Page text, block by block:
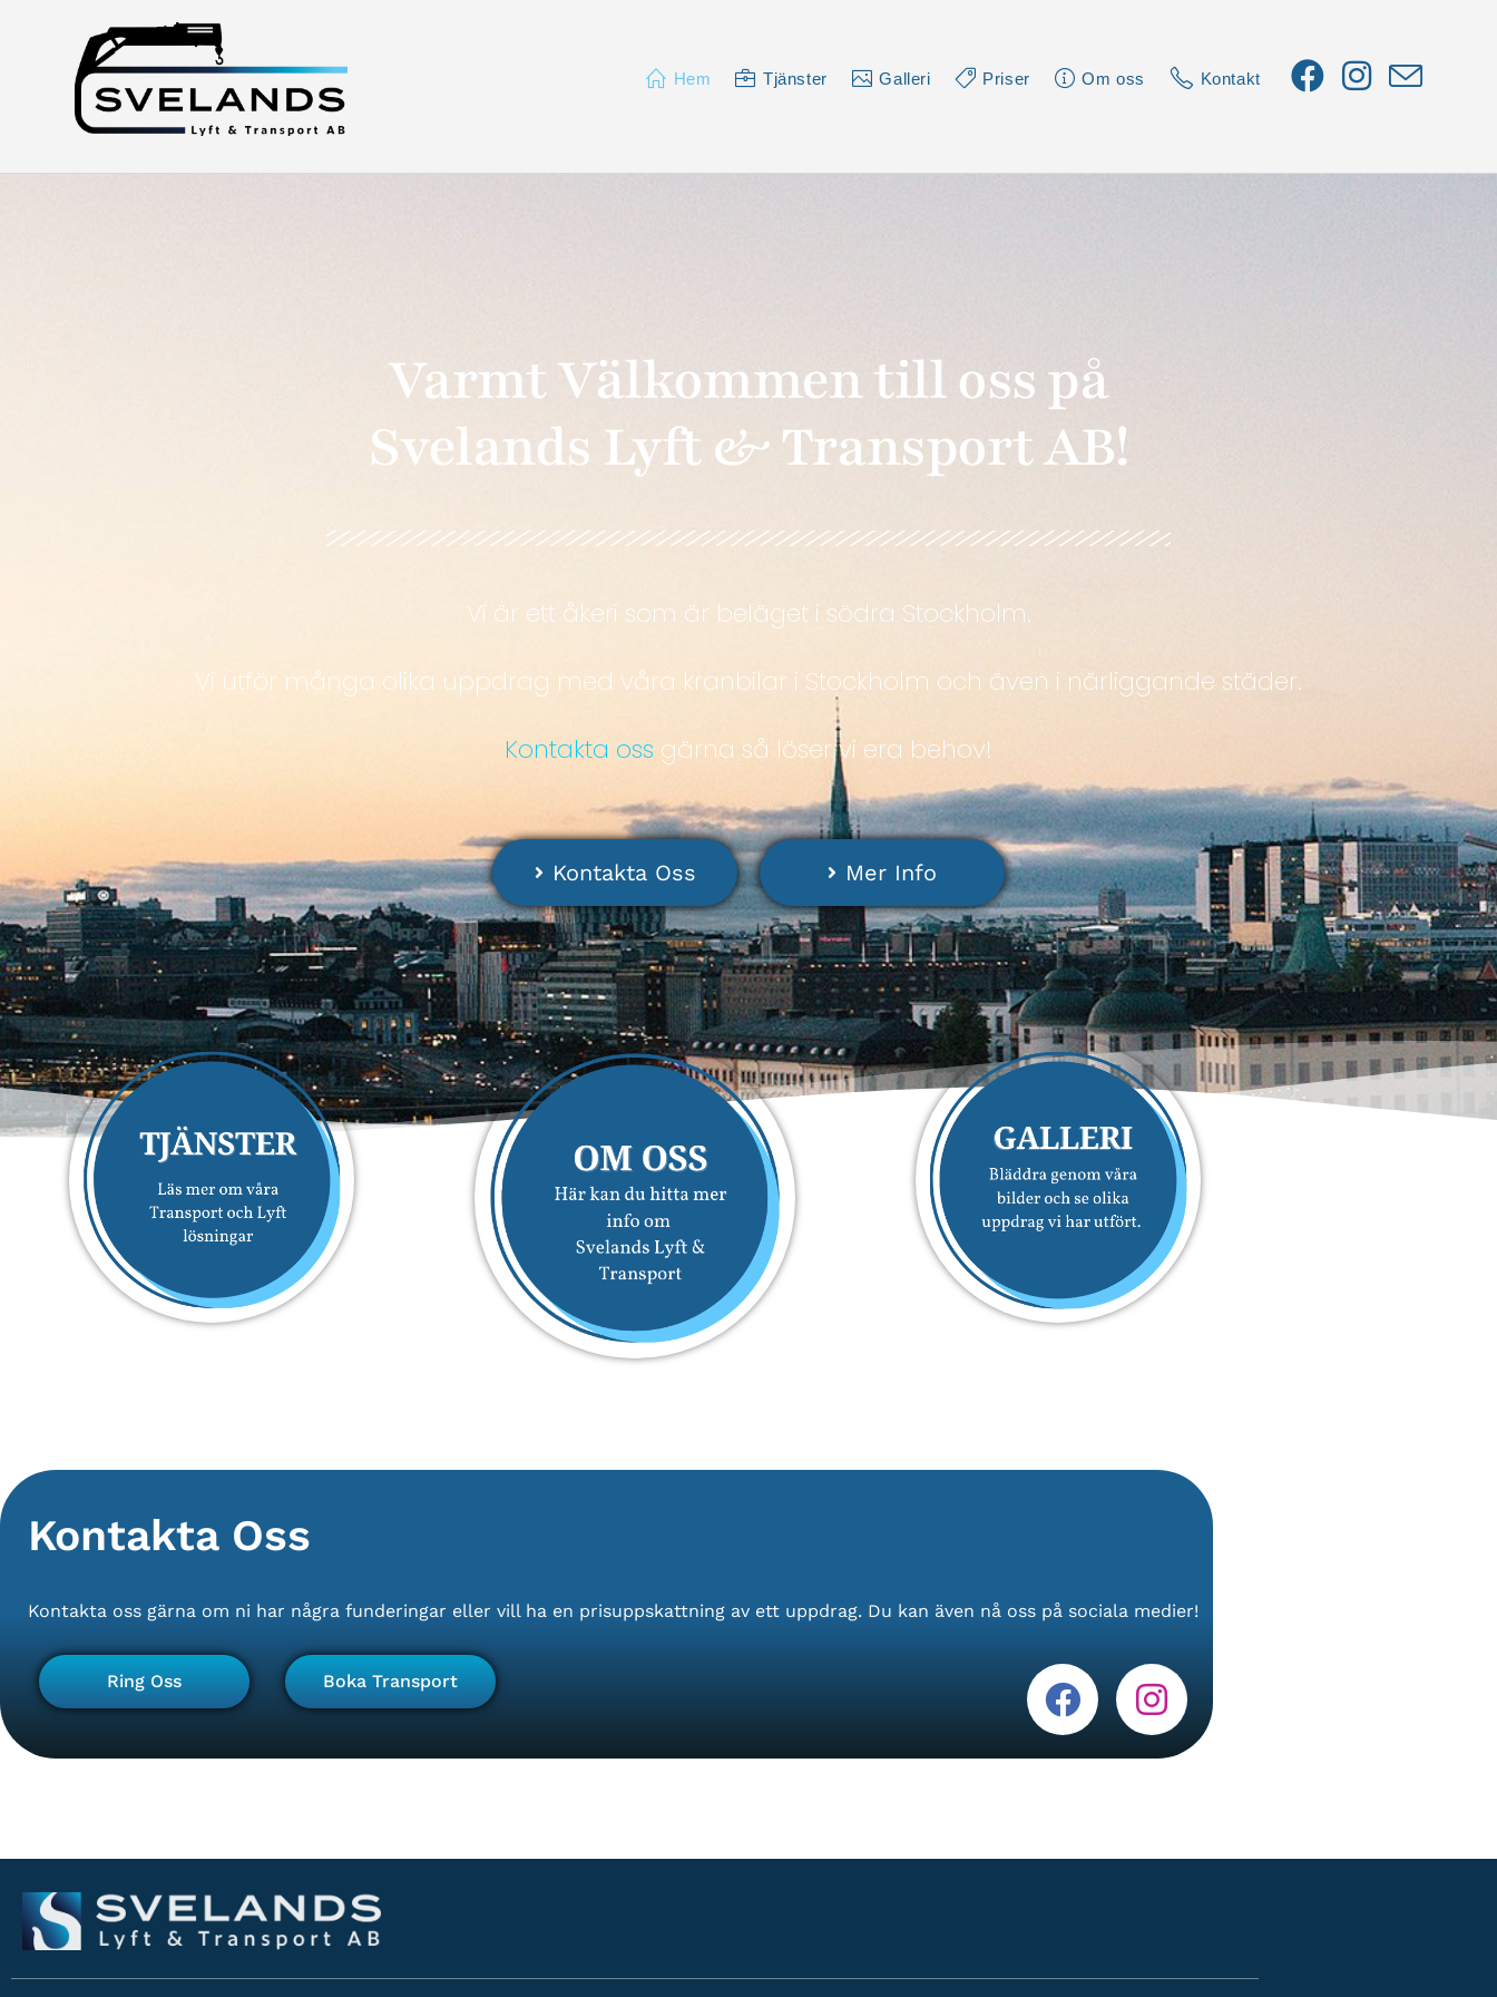
Hem Tjänster Galleri Priser Om oss Kontakt
Varmt Välkommen till oss på
Svelands Lyft & Transport AB!
Vi är ett åkeri som är beläget i södra Stockholm.
Vi utför många olika uppdrag med våra kranbilar i Stockholm och även i närliggande städer.
Kontakta oss gärna så löser vi era behov!
Kontakta Oss Mer Info
Kontakta Oss
Kontakta oss gärna om ni har några funderingar eller vill ha en prisuppskattning av ett uppdrag. Du kan även nå oss på sociala medier!
Ring Oss Boka Transport